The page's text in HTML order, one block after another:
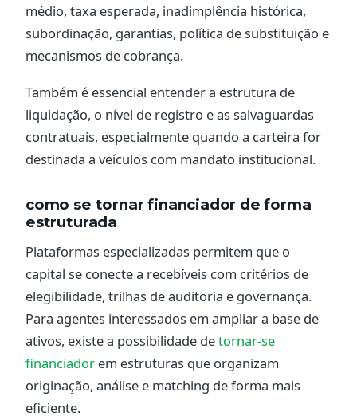
médio, taxa esperada, inadimplência histórica,
subordinação, garantias, política de substituição e
mecanismos de cobrança.
Também é essencial entender a estrutura de
liquidação, o nível de registro e as salvaguardas
contratuais, especialmente quando a carteira for
destinada a veículos com mandato institucional.
como se tornar financiador de forma
estruturada
Plataformas especializadas permitem que o
capital se conecte a recebíveis com critérios de
elegibilidade, trilhas de auditoria e governança.
Para agentes interessados em ampliar a base de
ativos, existe a possibilidade detornar-se
financiador em estruturas que organizam
originação, análise e matching de forma mais
eficiente.